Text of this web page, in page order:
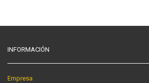
INFORMACIÓN
Empresa